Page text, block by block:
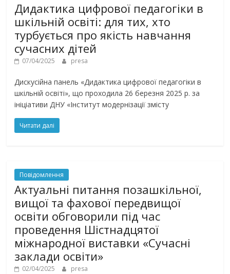
Дидактика цифрової педагогіки в
шкільній освіті: для тих, хто
турбується про якість навчання
сучасних дітей
07/04/2025 presa
Дискусійна панель «Дидактика цифрової педагогіки в
шкільній освіті», що проходила 26 березня 2025 р. за
ініціативи ДНУ «Інститут модернізації змісту
Читати далі
Повідомлення
Актуальні питання позашкільної,
вищої та фахової передвищої
освіти обговорили під час
проведення Шістнадцятої
міжнародної виставки «Сучасні
заклади освіти»
02/04/2025 presa